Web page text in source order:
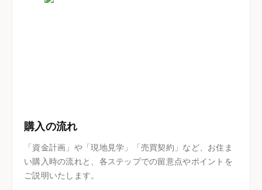
購入の流れ
「資金計画」や「現地見学」「売買契約」など、お住ま
い購入時の流れと、各ステップでの留意点やポイントを
ご説明いたします。